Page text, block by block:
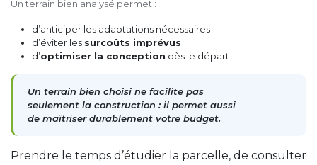
Un terrain bien analysé permet :
d’anticiper les adaptations nécessaires
d’éviter les surcoûts imprévus
d’optimiser la conception dès le départ
Un terrain bien choisi ne facilite pas
seulement la construction : il permet aussi
de maîtriser durablement votre budget.
Prendre le temps d’étudier la parcelle, de consulter